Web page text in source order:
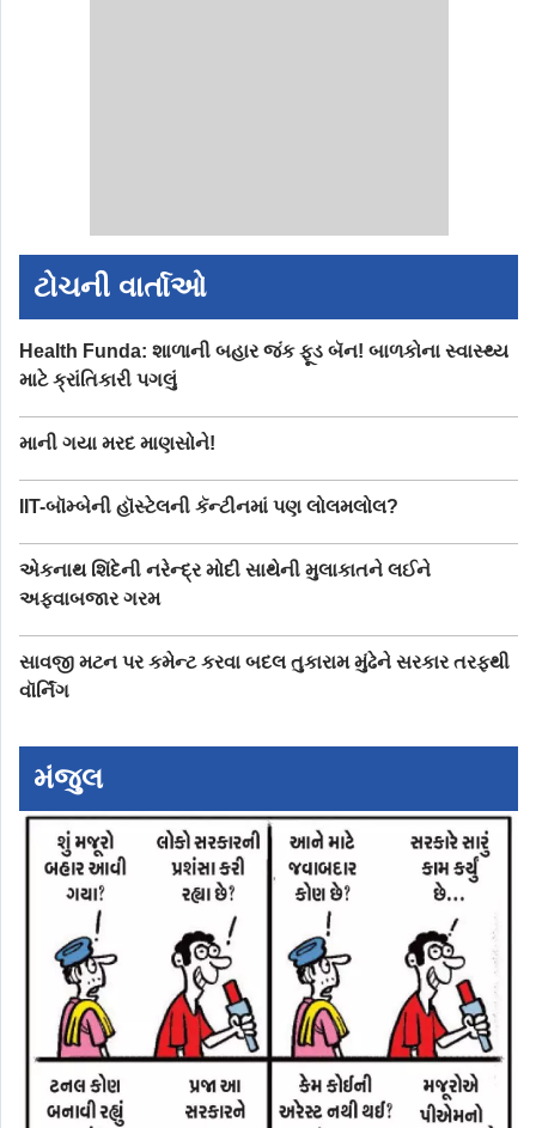
ટોચની વાર્તાઓ
Health Funda: શાળાની બહાર જંક ફૂડ બૅન! બાળકોના સ્વાસ્થ્ય
માટે ક્રાંતિકારી પગલું
માની ગયા મરદ માણસોને!
IIT-બૉમ્બેની હૉસ્ટેલની કૅન્ટીનમાં પણ લોલમલોલ?
એકનાથ શિંદેની નરેન્દ્ર મોદી સાથેની મુલાકાતને લઈને
અફવાબજાર ગરમ
સાવજી મટન પર કમેન્ટ કરવા બદલ તુકારામ મુંઢેને સરકાર તરફથી
વૉર્નિંગ
મંજુલ